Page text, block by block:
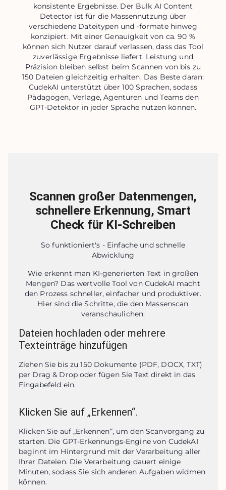
konsistente Ergebnisse. Der Bulk AI Content
Detector ist für die Massennutzung über
verschiedene Dateitypen und -formate hinweg
konzipiert. Mit einer Genauigkeit von ca. 90 %
können sich Nutzer darauf verlassen, dass das Tool
zuverlässige Ergebnisse liefert. Leistung und
Präzision bleiben selbst beim Scannen von bis zu
150 Dateien gleichzeitig erhalten. Das Beste daran:
CudekAI unterstützt über 100 Sprachen, sodass
Pädagogen, Verlage, Agenturen und Teams den
GPT-Detektor in jeder Sprache nutzen können.
Scannen großer Datenmengen,
schnellere Erkennung, Smart
Check für KI-Schreiben
So funktioniert's - Einfache und schnelle
Abwicklung
Wie erkennt man KI-generierten Text in großen
Mengen? Das wertvolle Tool von CudekAI macht
den Prozess schneller, einfacher und produktiver.
Hier sind die Schritte, die den Massenscan
veranschaulichen:
Dateien hochladen oder mehrere
Texteinträge hinzufügen
Ziehen Sie bis zu 150 Dokumente (PDF, DOCX, TXT)
per Drag & Drop oder fügen Sie Text direkt in das
Eingabefeld ein.
Klicken Sie auf „Erkennen“.
Klicken Sie auf „Erkennen“, um den Scanvorgang zu
starten. Die GPT-Erkennungs-Engine von CudekAI
beginnt im Hintergrund mit der Verarbeitung aller
Ihrer Dateien. Die Verarbeitung dauert einige
Minuten, sodass Sie sich anderen Aufgaben widmen
können.